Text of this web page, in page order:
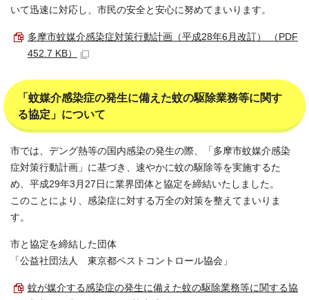
いて迅速に対応し、市民の安全と安心に努めてまいります。
多摩市蚊媒介感染症対策行動計画（平成28年6月改訂） （PDF
452.7 KB）
「蚊媒介感染症の発生に備えた蚊の駆除業務等に関す
る協定」について
市では、デング熱等の国内感染の発生の際、「多摩市蚊媒介感染
症対策行動計画」に基づき、速やかに蚊の駆除等を実施するた
め、平成29年3月27日に業界団体と協定を締結いたしました。
このことにより、感染症に対する万全の対策を整えてまいりま
す。
市と協定を締結した団体
「公益社団法人 東京都ペストコントロール協会」
蚊が媒介する感染症の発生に備えた蚊の駆除業務等に関する協